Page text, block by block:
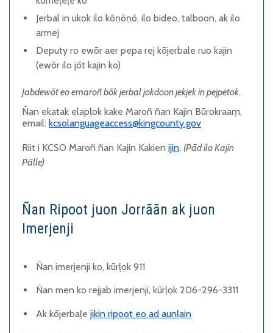
Jerbal in ukok ilo kōṇōṇō, ilo bideo, talboon, ak ilo
armej
Deputy ro ewōr aer pepa rej kōjerbale ruo kajin
(ewōr ilo jōt kajin ko)
Jabdewōt eo emaroñ bōk jerbal jokdoon jekjek in pejpetok.
Ñan ekatak elapḷok kake Maroñ ñan Kajin Būrokraaṃ,
email: kcsolanguageaccess@kingcounty.gov
Riit i KCSO Maroñ ñan Kajin Kakien ijin. (Pād ilo Kajin
Pālle)
Ñan Ripoot juon Jorrāān ak juon
Imerjenji
Ñan imerjenji ko, kūrḷọk 911
Ñan men ko rejjab imerjenji, kūrḷọk 206-296-3311
Ak kōjerbaḷe jikin ripoot eo ad aunḷain